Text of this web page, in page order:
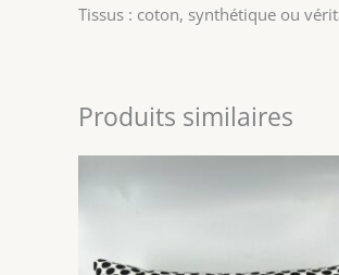
Tissus : coton, synthétique ou
Produits similaires